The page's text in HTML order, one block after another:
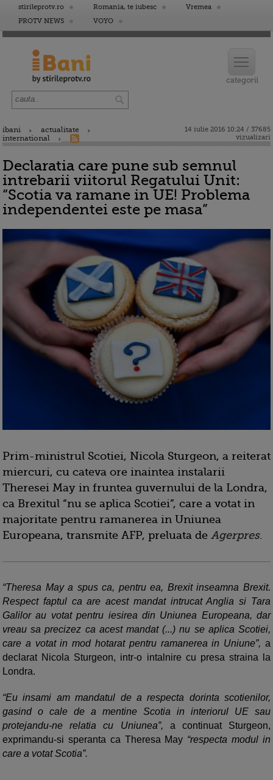
stirileprotv.ro Romania, te iubesc
Vremea
PROTV NEWS
VOYO
ibani
actualitate
international
14 iulie 2016 10:24 / 37685
vizualizari
Declaratia care pune sub semnul
intrebarii viitorul Regatului Unit:
“Scotia va ramane in UE! Problema
independentei este pe masa”
Prim-ministrul Scotiei, Nicola Sturgeon, a reiterat
miercuri, cu cateva ore inaintea instalarii
Theresei May in fruntea guvernului de la Londra,
ca Brexitul “nu se aplica Scotiei”, care a votat in
majoritate pentru ramanerea in Uniunea
Europeana, transmite AFP, preluata de Agerpres.
“Theresa May a spus ca, pentru ea, Brexit inseamna Brexit.
Respect faptul ca are acest mandat intrucat Anglia si Tara
Galilor au votat pentru iesirea din Uniunea Europeana, dar
vreau sa precizez ca acest mandat (...) nu se aplica Scotiei,
care a votat in mod hotarat pentru ramanerea in Uniune”, a
declarat Nicola Sturgeon, intr-o intalnire cu presa straina la
Londra.
“Eu insami am mandatul de a respecta dorinta scotienilor,
gasind o cale de a mentine Scotia in interiorul UE sau
protejandu-ne relatia cu Uniunea”, a continuat Sturgeon,
exprimandu-si speranta ca Theresa May “respecta modul in
care a votat Scotia”.